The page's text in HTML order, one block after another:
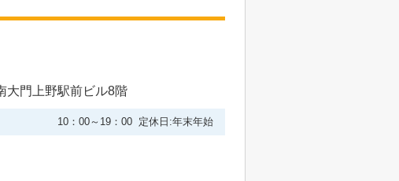
大門上野駅前ビル8階
10：00～19：00 定休日:年末年始